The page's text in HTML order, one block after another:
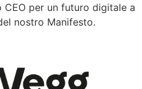
per un futuro digitale a
nostro Manifesto.